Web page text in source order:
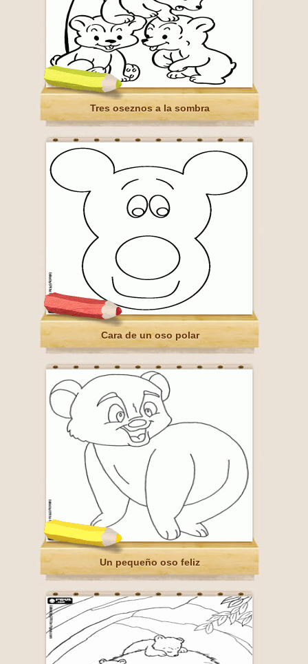
Tres oseznos a la sombra
Cara de un oso polar
Un pequeño oso feliz